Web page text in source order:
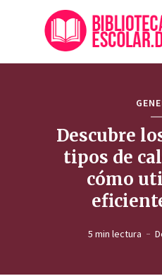
Descubre
tipos de
cómo
5 min lectura